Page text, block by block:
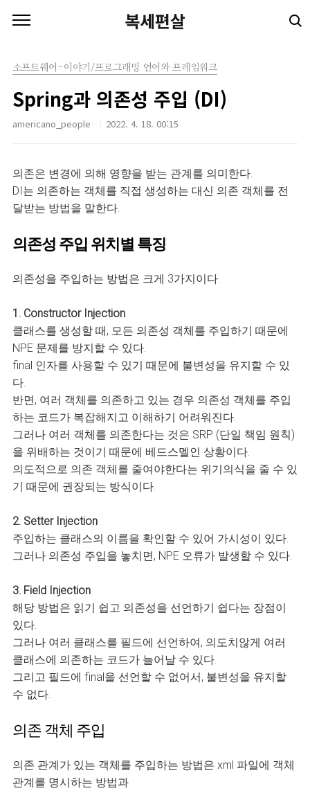
복세편살
소프트웨어-이야기/프로그래밍 언어와 프레임워크
Spring과 의존성 주입 (DI)
americano_people 2022. 4. 18. 00:15
의존은 변경에 의해 영향을 받는 관계를 의미한다.
DI는 의존하는 객체를 직접 생성하는 대신 의존 객체를 전
달받는 방법을 말한다.
의존성 주입 위치별 특징
의존성을 주입하는 방법은 크게 3가지이다.
1. Constructor Injection
클래스를 생성할 때, 모든 의존성 객체를 주입하기 때문에
NPE 문제를 방지할 수 있다.
final 인자를 사용할 수 있기 때문에 불변성을 유지할 수 있
다.
반면, 여러 객체를 의존하고 있는 경우 의존성 객체를 주입
하는 코드가 복잡해지고 이해하기 어려워진다.
그러나 여러 객체를 의존한다는 것은 SRP (단일 책임 원칙)
을 위배하는 것이기 때문에 베드스멜인 상황이다.
의도적으로 의존 객체를 줄여야한다는 위기의식을 줄 수 있
기 때문에 권장되는 방식이다.
2. Setter Injection
주입하는 클래스의 이름을 확인할 수 있어 가시성이 있다.
그러나 의존성 주입을 놓치면, NPE 오류가 발생할 수 있다.
3. Field Injection
해당 방법은 읽기 쉽고 의존성을 선언하기 쉽다는 장점이
있다.
그러나 여러 클래스를 필드에 선언하여, 의도치않게 여러
클래스에 의존하는 코드가 늘어날 수 있다.
그리고 필드에 final을 선언할 수 없어서, 불변성을 유지할
수 없다.
의존 객체 주입
의존 관계가 있는 객체를 주입하는 방법은 xml 파일에 객체
관계를 명시하는 방법과